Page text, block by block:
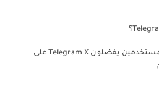
هناك عدة أسباب قد تجعل المستخدمين يفضلون Telegram X على